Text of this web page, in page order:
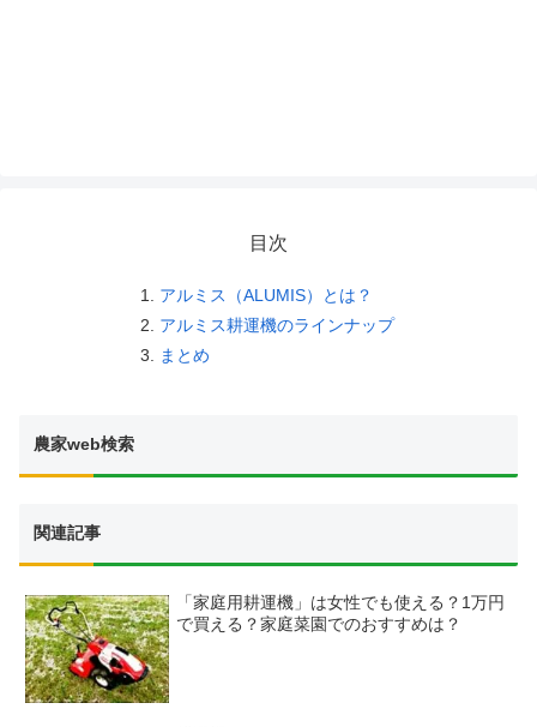
目次
アルミス（ALUMIS）とは？
アルミス耕運機のラインナップ
まとめ
農家web検索
関連記事
「家庭用耕運機」は女性でも使える？1万円
で買える？家庭菜園でのおすすめは？